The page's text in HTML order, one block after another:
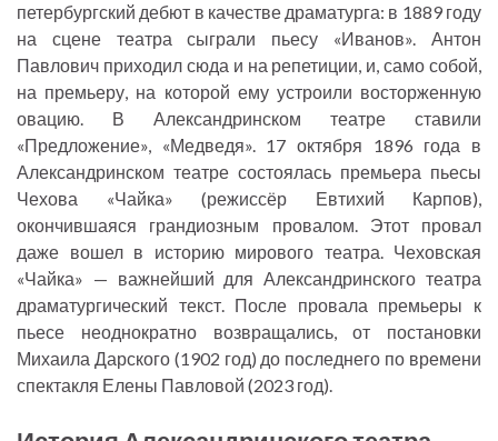
петербургский дебют в качестве драматурга: в 1889 году
на сцене театра сыграли пьесу «Иванов». Антон
Павлович приходил сюда и на репетиции, и, само собой,
на премьеру, на которой ему устроили восторженную
овацию. В Александринском театре ставили
«Предложение», «Медведя». 17 октября 1896 года в
Александринском театре состоялась премьера пьесы
Чехова «Чайка» (режиссёр Евтихий Карпов),
окончившаяся грандиозным провалом. Этот провал
даже вошел в историю мирового театра. Чеховская
«Чайка» — важнейший для Александринского театра
драматургический текст. После провала премьеры к
пьесе неоднократно возвращались, от постановки
Михаила Дарского (1902 год) до последнего по времени
спектакля Елены Павловой (2023 год).